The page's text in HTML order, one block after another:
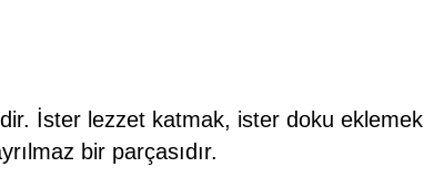
İster lezzet katmak, ister doku
bir parçasıdır.